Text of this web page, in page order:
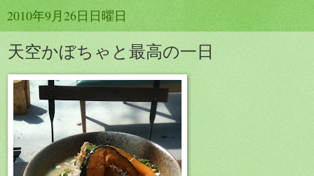
2010年9月26日日曜日
天空かぼちゃと最高の一日